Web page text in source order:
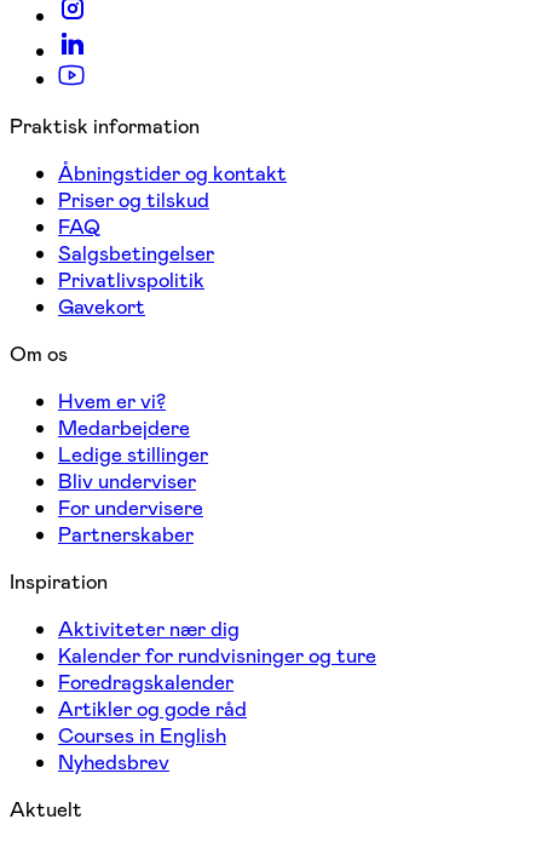
Praktisk information
Åbningstider og kontakt
Priser og tilskud
FAQ
Salgsbetingelser
Privatlivspolitik
Gavekort
Om os
Hvem er vi?
Medarbejdere
Ledige stillinger
Bliv underviser
For undervisere
Partnerskaber
Inspiration
Aktiviteter nær dig
Kalender for rundvisninger og ture
Foredragskalender
Artikler og gode råd
Courses in English
Nyhedsbrev
Aktuelt